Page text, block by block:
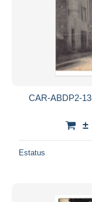
CAR-ABDP2-
±
Estatus